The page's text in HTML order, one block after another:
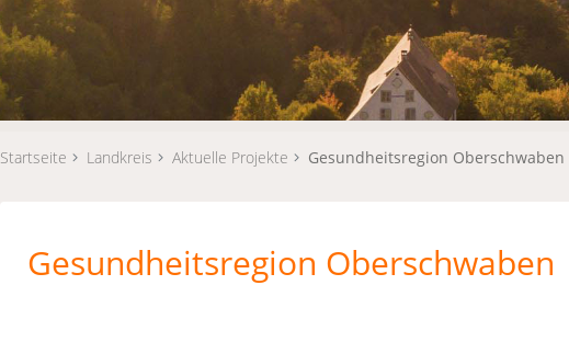
Startseite Landkreis Aktuelle Projekte Gesundheitsregion Oberschwaben
Gesundheitsregion Oberschwaben